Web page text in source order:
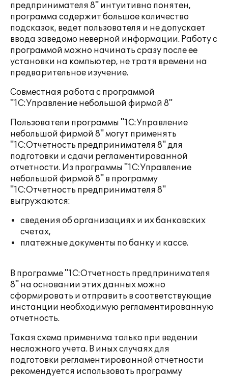
предпринимателя 8" интуитивно понятен,
программа содержит большое количество
подсказок, ведет пользователя и не допускает
ввода заведомо неверной информации. Работу с
программой можно начинать сразу после ее
установки на компьютер, не тратя времени на
предварительное изучение.
Совместная работа с программой
"1С:Управление небольшой фирмой 8"
Пользователи программы "1С:Управление
небольшой фирмой 8" могут применять
"1С:Отчетность предпринимателя 8" для
подготовки и сдачи регламентированной
отчетности. Из программы "1С:Управление
небольшой фирмой 8" в программу
"1С:Отчетность предпринимателя 8"
выгружаются:
сведения об организациях и их банковских
счетах,
платежные документы по банку и кассе.
В программе "1С:Отчетность предпринимателя
8" на основании этих данных можно
сформировать и отправить в соответствующие
инстанции необходимую регламентированную
отчетность.
Такая схема применима только при ведении
несложного учета. В иных случаях для
подготовки регламентированной отчетности
рекомендуется использовать программу